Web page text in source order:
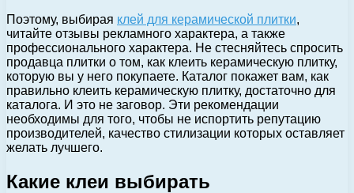
Поэтому, выбирая клей для керамической плитки,
читайте отзывы рекламного характера, а также
профессионального характера. Не стесняйтесь спросить
продавца плитки о том, как клеить керамическую плитку,
которую вы у него покупаете. Каталог покажет вам, как
правильно клеить керамическую плитку, достаточно для
каталога. И это не заговор. Эти рекомендации
необходимы для того, чтобы не испортить репутацию
производителей, качество стилизации которых оставляет
желать лучшего.
Какие клеи выбирать